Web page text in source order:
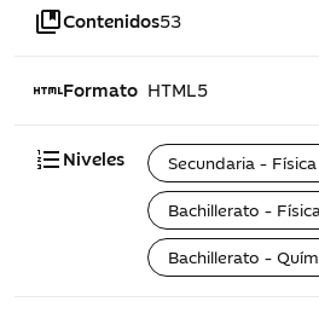
collections_bookmarkContenidos53
htmlFormato HTML5
format_list_numberedNiveles
Secundaria -
Bachillerato -
Bachillerato -